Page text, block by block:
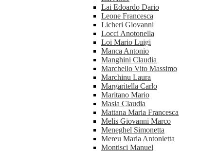
Lai Edoardo Dario
Leone Francesca
Licheri Giovanni
Locci Anotonella
Loi Mario Luigi
Manca Antonio
Manghini Claudia
Marchello Vito Massimo
Marchinu Laura
Margaritella Carlo
Maritano Mario
Masia Claudia
Mattana Maria Francesca
Melis Giovanni Marco
Meneghel Simonetta
Mereu Maria Antonietta
Montisci Manuel